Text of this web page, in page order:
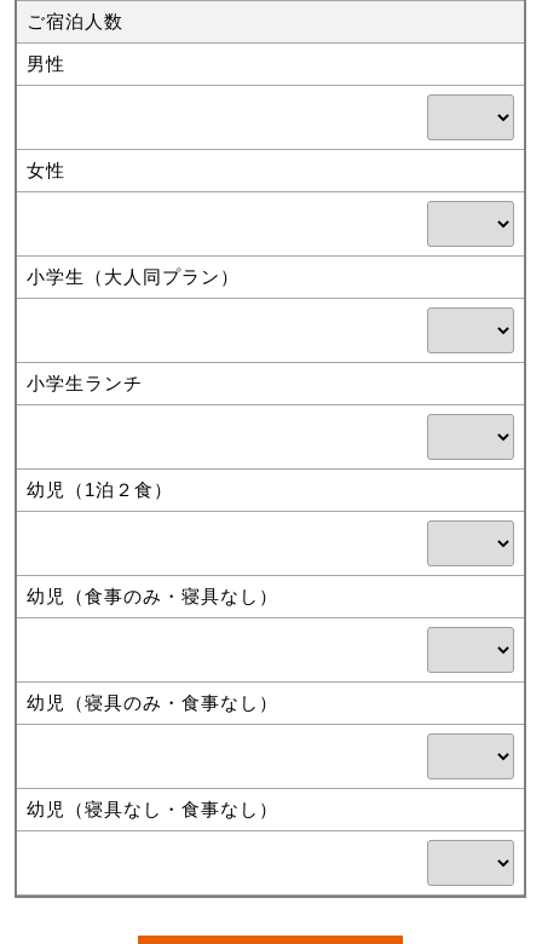
ご宿泊人数
男性
女性
小学生（大人同プラン）
小学生ランチ
幼児（1泊２食）
幼児（食事のみ・寝具なし）
幼児（寝具のみ・食事なし）
幼児（寝具なし・食事なし）